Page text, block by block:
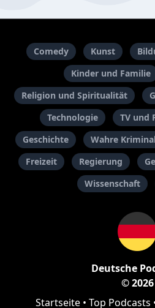
Comedy Kunst
Kinder und Familie
Religion und Spiritualität
Technologie
TV und
Geschichte
Wahre
Freizeit
Regierung
Wissenschaft
Deutsche
© 2026
Startseite • Top Podcasts